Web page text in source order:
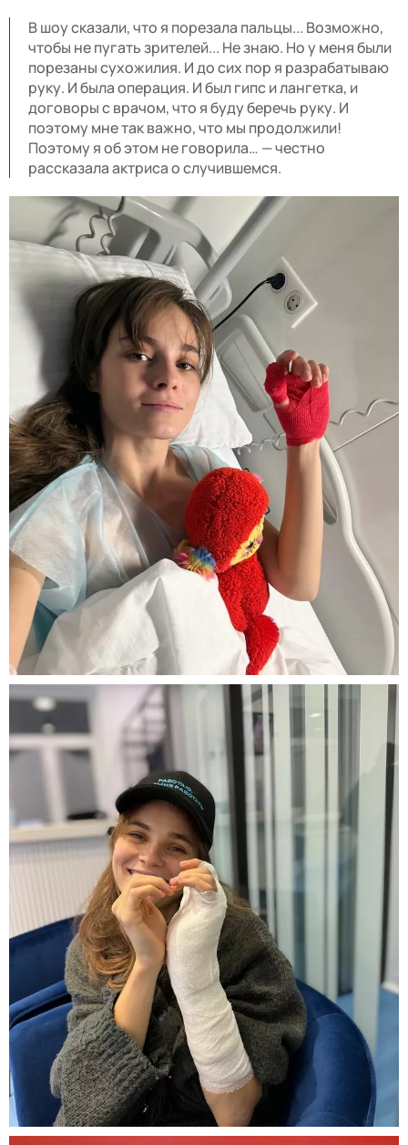
В шоу сказали, что я порезала пальцы... Возможно,
чтобы не пугать зрителей... Не знаю. Но у меня были
порезаны сухожилия. И до сих пор я разрабатываю
руку. И была операция. И был гипс и лангетка, и
договоры с врачом, что я буду беречь руку. И
поэтому мне так важно, что мы продолжили!
Поэтому я об этом не говорила… — честно
рассказала актриса о случившемся.